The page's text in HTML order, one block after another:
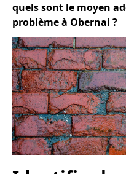
quels sont le moyen
problème à Obernai ?